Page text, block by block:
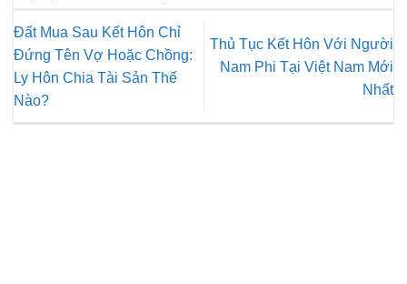
Đất Mua Sau Kết Hôn Chỉ
Đứng Tên Vợ Hoặc Chồng:
Ly Hôn Chia Tài Sản Thế
Nào?
Thủ Tục Kết Hôn Với Người
Nam Phi Tại Việt Nam Mới
Nhất